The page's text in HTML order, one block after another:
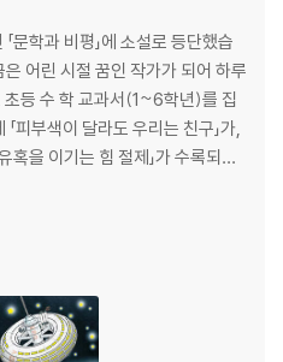
문학과 비평」에 소설로 등단했습
어린 시절 꿈인 작가가 되어 하루
등 수 학 교과서(1~6학년)를 집
피부색이 달라도 우리는 친구」가,
을 이기는 힘 절제」가 수록되어
전』, 『신통방통 수학 시리즈』,